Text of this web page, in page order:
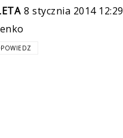
8 stycznia 2014 12:29